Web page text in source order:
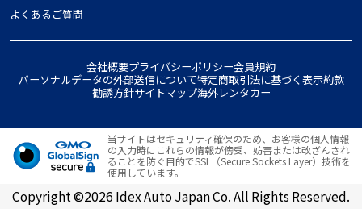
よくあるご質問
会社概要プライバシーポリシー会員規約
パーソナルデータの外部送信について特定商取引法に基づく表示約款
勧誘方針サイトマップ海外レンタカー
当サイトはセキュリティ確保のため、お客様の個人情報
の入力時にこれらの情報が傍受、妨害または改ざんされ
ることを防ぐ目的でSSL（Secure Sockets Layer）技術を
使用しています。
Copyright ©2026 Idex Auto Japan Co. All Rights Reserved.